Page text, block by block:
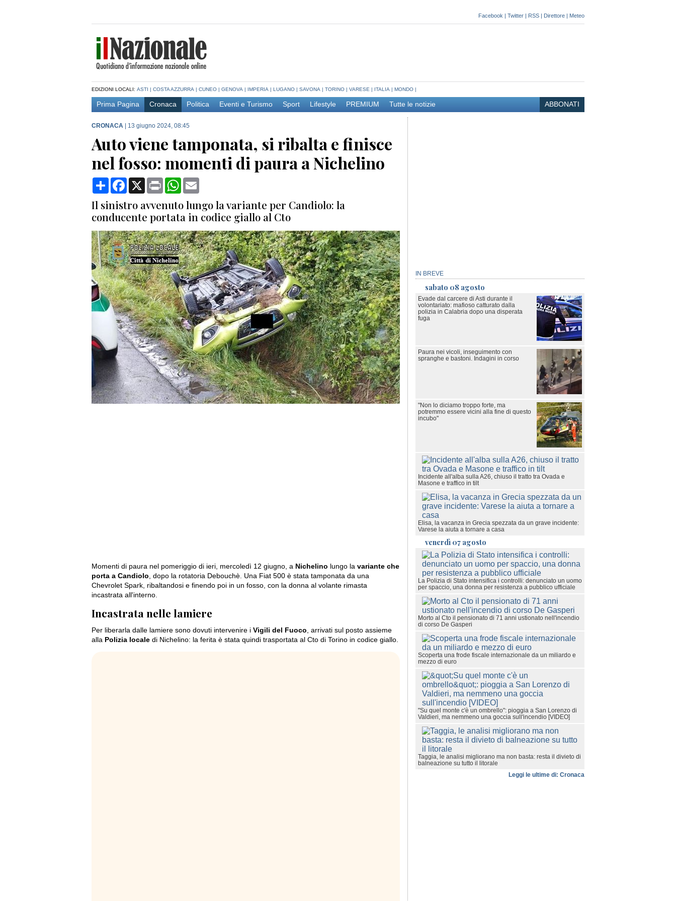
Facebook | Twitter | RSS | Direttore | Meteo
EDIZIONI LOCALI: ASTI | COSTA AZZURRA | CUNEO | GENOVA | IMPERIA | LUGANO | SAVONA | TORINO | VARESE | ITALIA | MONDO |
Prima Pagina Cronaca Politica Eventi e Turismo Sport Lifestyle PREMIUM Tutte le notizie ABBONATI
CRONACA 13 giugno 2024, 08:45
Auto viene tamponata, si ribalta e finisce
nel fosso: momenti di paura a Nichelino
CondividiFacebook
X Print WhatsApp
Il sinistro avvenuto lungo la variante per Candiolo: la
conducente portata in codice giallo al Cto
Momenti di paura nel pomeriggio di ieri, mercoledì 12 giugno, a Nichelino lungo la variante che
porta a Candiolo, dopo la rotatoria Debouchè. Una Fiat 500 è stata tamponata da una
Chevrolet Spark, ribaltandosi e finendo poi in un fosso, con la donna al volante rimasta
incastrata all'interno.
Incastrata nelle lamiere
Per liberarla dalle lamiere sono dovuti intervenire i Vigili del Fuoco, arrivati sul posto assieme
alla Polizia locale di Nichelino: la ferita è stata quindi trasportata al Cto di Torino in codice giallo.
IN BREVE
sabato 08 agosto
Evade dal carcere di Asti durante il
volontariato: mafioso catturato dalla
polizia in Calabria dopo una disperata
fuga
Paura nei vicoli, inseguimento con
spranghe e bastoni. Indagini in corso
"Non lo diciamo troppo forte, ma
potremmo essere vicini alla fine di questo
incubo"
Incidente all'alba sulla A26, chiuso il tratto tra Ovada e
Masone e traffico in tilt
Elisa, la vacanza in Grecia spezzata da un grave incidente:
Varese la aiuta a tornare a casa
venerdì 07 agosto
La Polizia di Stato intensifica i controlli: denunciato un uomo
per spaccio, una donna per resistenza a pubblico ufficiale
Morto al Cto il pensionato di 71 anni ustionato nell'incendio
di corso De Gasperi
Scoperta una frode fiscale internazionale da un miliardo e
mezzo di euro
"Su quel monte c'è un ombrello": pioggia a San Lorenzo di
Valdieri, ma nemmeno una goccia sull'incendio [VIDEO]
Taggia, le analisi migliorano ma non basta: resta il divieto di
balneazione su tutto il litorale
Leggi le ultime di: Cronaca